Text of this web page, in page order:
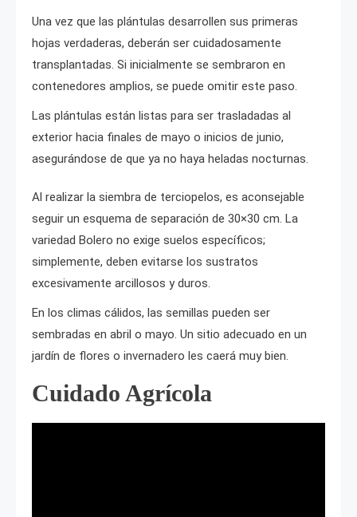
Una vez que las plántulas desarrollen sus primeras
hojas verdaderas, deberán ser cuidadosamente
transplantadas. Si inicialmente se sembraron en
contenedores amplios, se puede omitir este paso.
Las plántulas están listas para ser trasladadas al
exterior hacia finales de mayo o inicios de junio,
asegurándose de que ya no haya heladas nocturnas.
Al realizar la siembra de terciopelos, es aconsejable
seguir un esquema de separación de 30×30 cm. La
variedad Bolero no exige suelos específicos;
simplemente, deben evitarse los sustratos
excesivamente arcillosos y duros.
En los climas cálidos, las semillas pueden ser
sembradas en abril o mayo. Un sitio adecuado en un
jardín de flores o invernadero les caerá muy bien.
Cuidado Agrícola